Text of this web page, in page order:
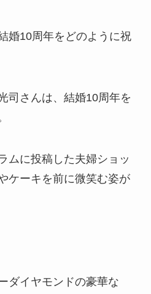
婚10周年をどのように祝
司さんは、結婚10周年を
ムに投稿した夫婦ショッ
ケーキを前に微笑む姿が
ダイヤモンドの豪華な